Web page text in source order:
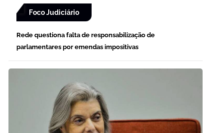
Foco Judiciário
Rede questiona falta de responsabilização de
parlamentares por emendas impositivas